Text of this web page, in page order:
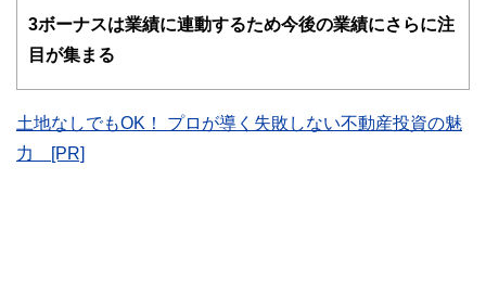
FinancialFieldの特徴は、ファイナンシャルプランナー、弁
ドバイザー、DCプランナー、公認会計士、社会保険労務
ど150名以上の有資格者を執筆者・監修者として迎え、むず
3ボーナスは業績に連動するため今後の業績にさらに注
目が集まる
土地なしでもOK！ プロが導く失敗しない不動産投資の魅
力 [PR]